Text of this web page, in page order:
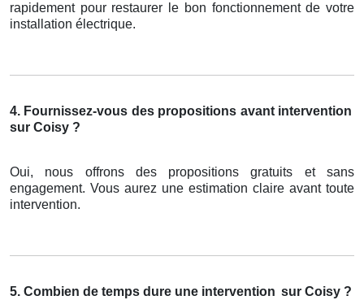
rapidement pour restaurer le bon fonctionnement de votre
installation é lectrique.
4. Fournissez-vous des propositions avant intervention
sur Coisy ?
Oui, nous offrons des propositions gratuits et sans
engagement. Vous aurez une estimation claire avant toute
intervention.
5. Combien de temps dure une intervention sur Coisy ?